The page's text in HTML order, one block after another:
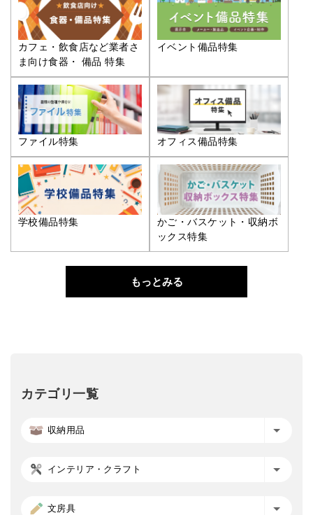
カフェ・飲食店など業者さ
ま向け食器・ 備品 特集
イベント備品特集
ファイル特集 オフィス備品特集
学校備品特集
かご・バスケット・収納ボ
ックス特集
もっとみる
カテゴリ一覧
収納用品
インテリア・クラフト
文房具